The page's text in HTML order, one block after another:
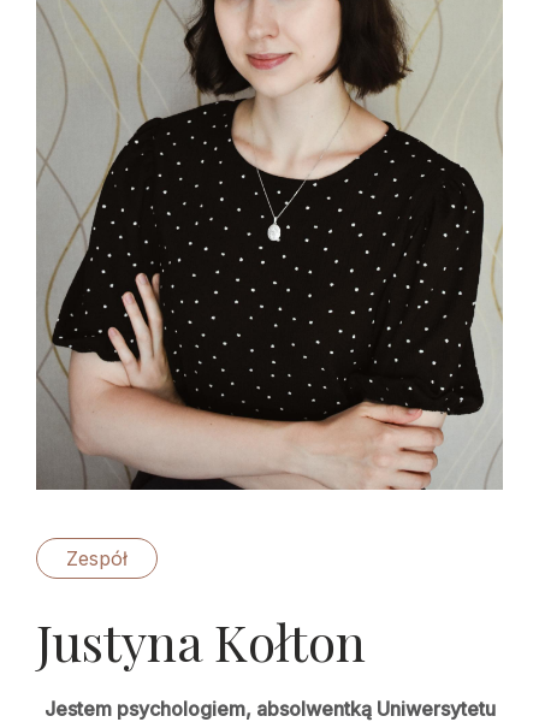
Zespół
Justyna Kołton
Jestem psychologiem, absolwentką Uniwersytetu